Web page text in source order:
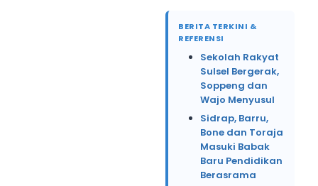
BERITA TERKINI &
REFERENSI
Sekolah Rakyat
Sulsel Bergerak,
Soppeng dan
Wajo Menyusul
Sidrap, Barru,
Bone dan Toraja
Masuki Babak
Baru Pendidikan
Berasrama